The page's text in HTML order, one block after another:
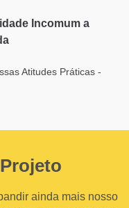
Incomum a
Atitudes Práticas -
ainda mais nosso